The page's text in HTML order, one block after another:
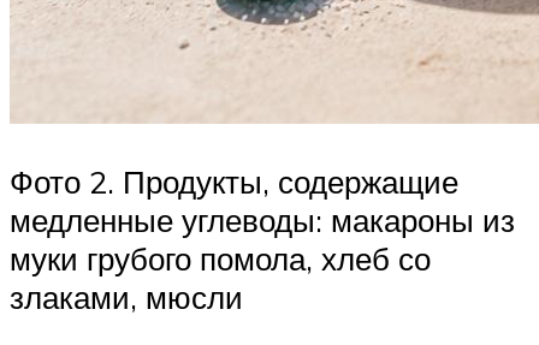
Фото 2. Продукты, содержащие
медленные углеводы: макароны из
муки грубого помола, хлеб со
злаками, мюсли